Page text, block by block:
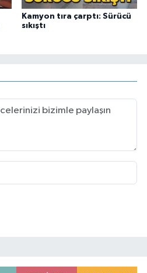
Kamyon tıra çarptı: Sürücü
sıkıştı